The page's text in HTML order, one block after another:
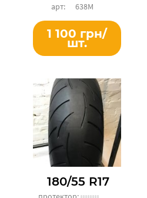
638М
1 100 грн/
шт.
180/55 R17